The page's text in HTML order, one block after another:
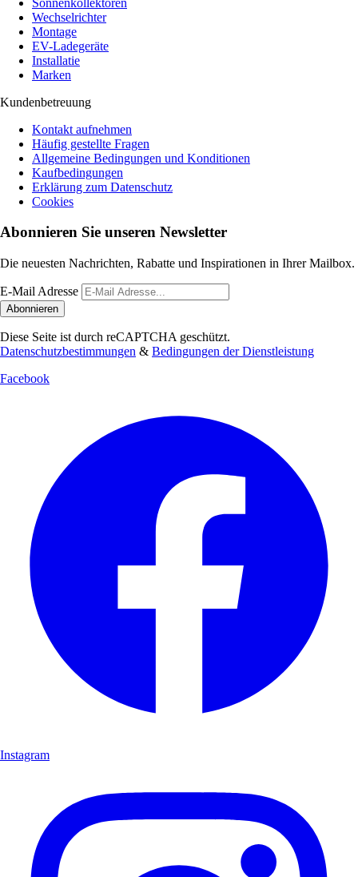
Wechselrichter
Montage
EV-Ladegeräte
Installatie
Marken
Kundenbetreuung
Kontakt aufnehmen
Häufig gestellte Fragen
Allgemeine Bedingungen und Konditionen
Kaufbedingungen
Erklärung zum Datenschutz
Cookies
Abonnieren Sie unseren Newsletter
Die neuesten Nachrichten, Rabatte und Inspirationen in Ihrer Mailbox.
E-Mail Adresse
Abonnieren
Diese Seite ist durch reCAPTCHA geschützt.
Datenschutzbestimmungen & Bedingungen der Dienstleistung
Facebook
Instagram